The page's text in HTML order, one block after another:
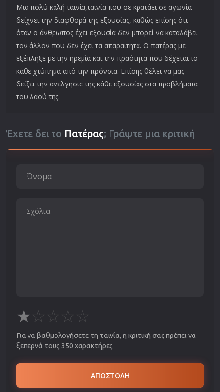
Μια πολύ καλή ταινία,ταινία που σε κρατάει σε αγωνία
δείχνει την διαφθορά της εξουσίας, καθώς επίσης ότι
όταν ο άνθρωπος έχει εξουσία δεν μπορεί να καταλάβει
τον άλλον που δεν έχει τα απαραιτητα. Ο πατέρας με
εξέπληξε με την ηρεμία και την πραότητα που δέχεται το
κάθε χτύπημα από την πρόνοια. Επίσης θέλει να μας
δείξει την ανελγησια της κάθε εξουσίας στα προβλήματα
του λαού της.
Έχετε δει το Πατέρας; Γράψτε μια κριτική
★☆☆☆☆
Για να βαθμολογήσετε τη ταινία, η κριτική σας πρέπει να
ξεπερνά τους 350 χαρακτήρες
ΑΠΟΣΤΟΛΗ